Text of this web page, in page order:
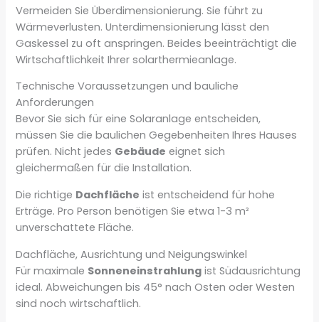
Vermeiden Sie Überdimensionierung. Sie führt zu
Wärmeverlusten. Unterdimensionierung lässt den
Gaskessel zu oft anspringen. Beides beeinträchtigt die
Wirtschaftlichkeit Ihrer solarthermieanlage.
Technische Voraussetzungen und bauliche
Anforderungen
Bevor Sie sich für eine Solaranlage entscheiden,
müssen Sie die baulichen Gegebenheiten Ihres Hauses
prüfen. Nicht jedes Gebäude eignet sich
gleichermaßen für die Installation.
Die richtige Dachfläche ist entscheidend für hohe
Erträge. Pro Person benötigen Sie etwa 1-3 m²
unverschattete Fläche.
Dachfläche, Ausrichtung und Neigungswinkel
Für maximale Sonneneinstrahlung ist Südausrichtung
ideal. Abweichungen bis 45° nach Osten oder Westen
sind noch wirtschaftlich.